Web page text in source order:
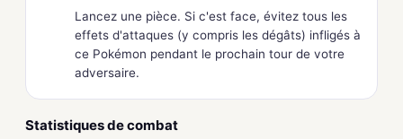
Lancez une pièce. Si c'est face, évitez tous les
effets d'attaques (y compris les dégâts) infligés à
ce Pokémon pendant le prochain tour de votre
adversaire.
Statistiques de combat